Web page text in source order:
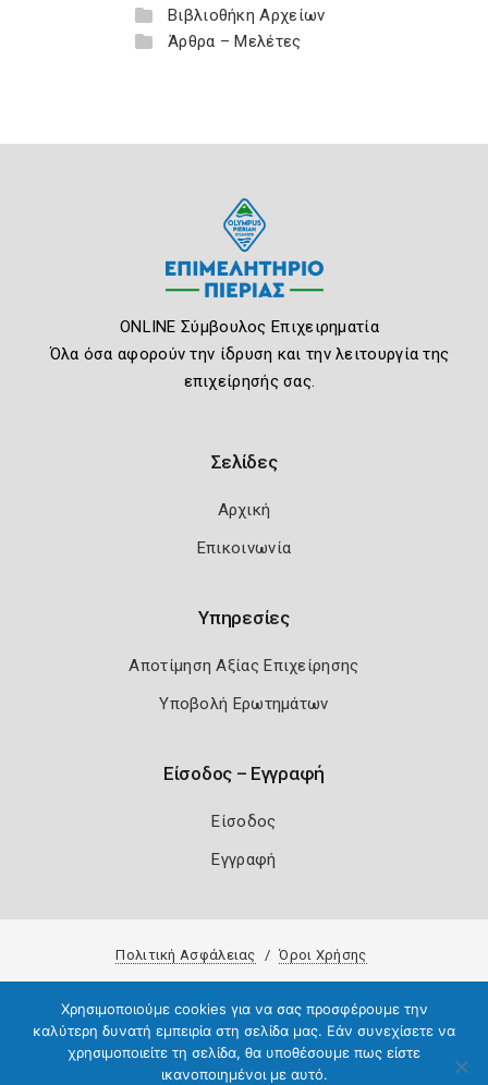
Βιβλιοθήκη Αρχείων
Άρθρα – Μελέτες
ONLINE Σύμβουλος Επιχειρηματία
Όλα όσα αφορούν την ίδρυση και την λειτουργία της
επιχείρησής σας.
Σελίδες
Αρχική
Επικοινωνία
Υπηρεσίες
Αποτίμηση Αξίας Επιχείρησης
Υποβολή Ερωτημάτων
Είσοδος – Εγγραφή
Είσοδος
Εγγραφή
Πολιτική Ασφάλειας Όροι Χρήσης
Χρησιμοποιούμε cookies για να σας προσφέρουμε την
καλύτερη δυνατή εμπειρία στη σελίδα μας. Εάν συνεχίσετε να
χρησιμοποιείτε τη σελίδα, θα υποθέσουμε πως είστε
ικανοποιημένοι με αυτό.